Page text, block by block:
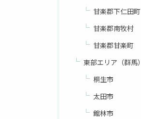
甘楽郡下仁田町
甘楽郡南牧村
甘楽郡甘楽町
東部エリア（群馬）
桐生市
太田市
館林市